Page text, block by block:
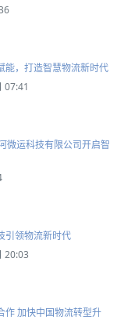
能，打造智慧物流新时代
07:41
微运科技有限公司开启智
引领物流新时代
20:03
作 加快中国物流转型升